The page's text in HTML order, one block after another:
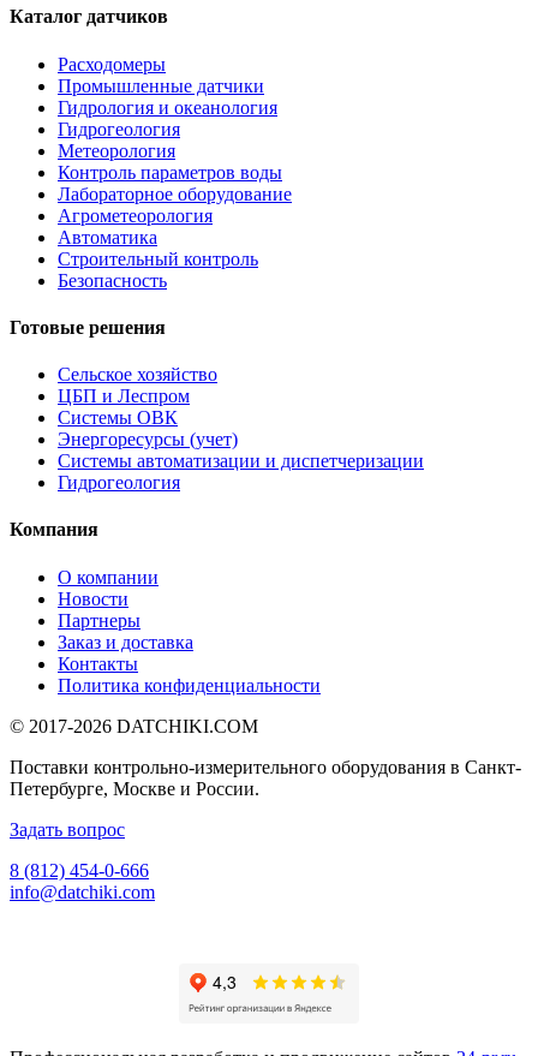
Каталог датчиков
Расходомеры
Промышленные датчики
Гидрология и океанология
Гидрогеология
Метеорология
Контроль параметров воды
Лабораторное оборудование
Агрометеорология
Автоматика
Строительный контроль
Безопасность
Готовые решения
Сельское хозяйство
ЦБП и Леспром
Системы ОВК
Энергоресурсы (учет)
Системы автоматизации и диспетчеризации
Гидрогеология
Компания
О компании
Новости
Партнеры
Заказ и доставка
Контакты
Политика конфиденциальности
© 2017-2026 DATCHIKI.COM
Поставки контрольно-измерительного оборудования в Санкт-
Петербурге, Москве и России.
Задать вопрос
8 (812) 454-0-666
info@datchiki.com